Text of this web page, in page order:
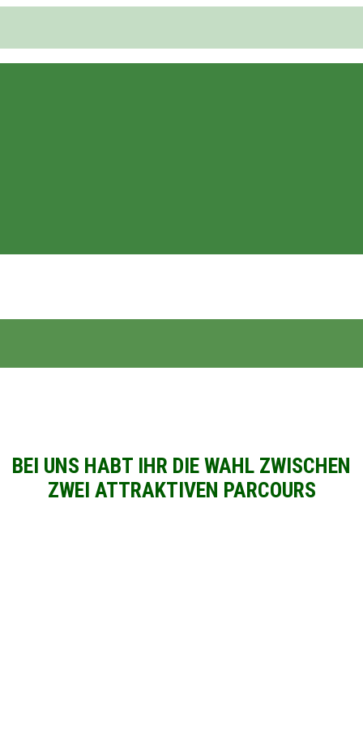
BEI UNS HABT IHR DIE WAHL ZWISCHEN
ZWEI ATTRAKTIVEN PARCOURS